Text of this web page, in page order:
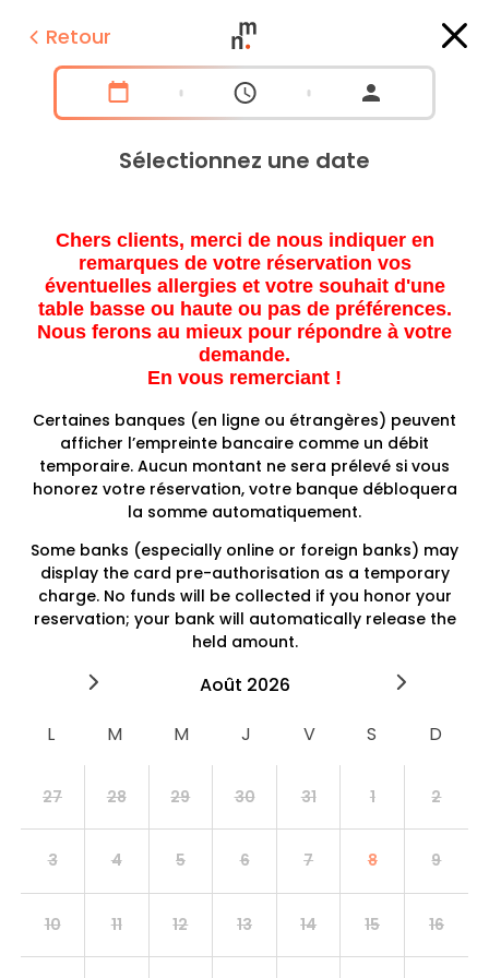
Retour
Sélectionnez une date
Chers clients, merci de nous indiquer en
remarques de votre réservation vos
éventuelles allergies et votre souhait d'une
table basse ou haute ou pas de préférences.
Nous ferons au mieux pour répondre à votre
demande.
En vous remerciant !
Certaines banques (en ligne ou étrangères) peuvent
afficher l’empreinte bancaire comme un débit
temporaire. Aucun montant ne sera prélevé si vous
honorez votre réservation, votre banque débloquera
la somme automatiquement.
Some banks (especially online or foreign banks) may
display the card pre-authorisation as a temporary
charge. No funds will be collected if you honor your
reservation; your bank will automatically release the
held amount.
août 2026
27 28 29 30 31 1 2
3 4 5 6 7 8 9
10 11 12 13 14 15 16